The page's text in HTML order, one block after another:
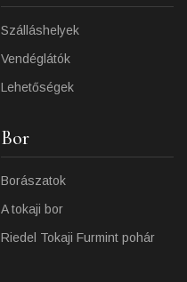
Szálláshelyek
Vendéglátók
Lehetőségek
Bor
Borászatok
A tokaji bor
Riedel Tokaji Furmint pohár